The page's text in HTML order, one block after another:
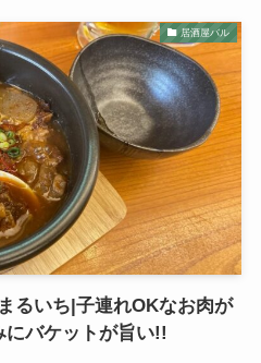
居酒屋バル
るいち|子連れOKなお肉が
にバケットが旨い!!